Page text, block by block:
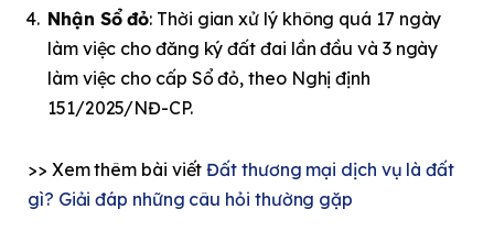
Nhận Sổ đỏ: Thời gian xử lý không quá 17 ngày
làm việc cho đăng ký đất đai lần đầu và 3 ngày
làm việc cho cấp Sổ đỏ, theo Nghị định
151/2025/NĐ-CP.
>> Xem thêm bài viếtĐất thương mại dịch vụ là đất
gì? Giải đáp những câu hỏi thường gặp